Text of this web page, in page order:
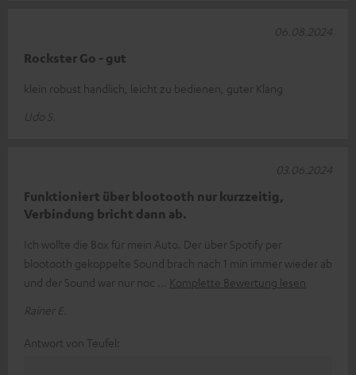
Rockster Go - gut
klein robust handlich, leicht zu bedienen, guter Klang
Udo S.
06.08.2024
Funktioniert über blootooth nur kurzzeitig,
Verbindung bricht dann ab.
Ich wollte die Box für mein Auto. Der über Spotify per
blootooth gekoppelte Sound brach nach 1 min immer wieder ab
und der Sound war nur noc
Komplette Bewertung lesen
Rainer E.
03.06.2024
Antwort von Teufel: